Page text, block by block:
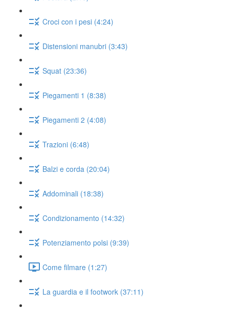
Croci con i pesi (4:24)
Distensioni manubri (3:43)
Squat (23:36)
Piegamenti 1 (8:38)
Piegamenti 2 (4:08)
Trazioni (6:48)
Balzi e corda (20:04)
Addominali (18:38)
Condizionamento (14:32)
Potenziamento polsi (9:39)
Come filmare (1:27)
La guardia e il footwork (37:11)